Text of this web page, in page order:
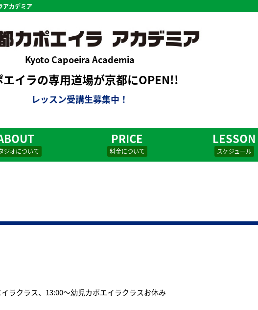
アカデミア
Kyoto Capoeira Academia
エイラの専用道場が京都にOPEN!!
レッスン受講生募集中！
ジオについて
PRICE
料金について
LESSON
スケジュール
ラクラス、13:00〜幼児カポエイラクラスお休み